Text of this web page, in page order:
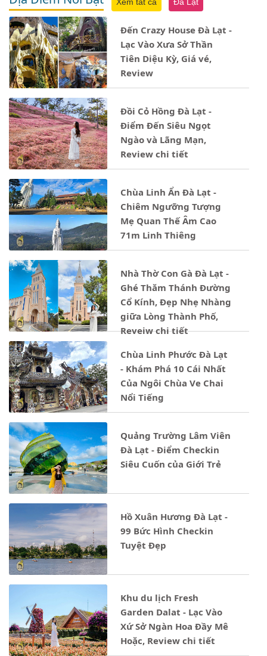
Đến Crazy House Đà Lạt -
Lạc Vào Xưa Sở Thần
Tiên Diệu Kỳ, Giá vé,
Review
Đồi Cỏ Hồng Đà Lạt -
Điểm Đến Siêu Ngọt
Ngào và Lãng Mạn,
Review chi tiết
Chùa Linh Ẩn Đà Lạt -
Chiêm Ngưỡng Tượng
Mẹ Quan Thế Âm Cao
71m Linh Thiêng
Nhà Thờ Con Gà Đà Lạt -
Ghé Thăm Thánh Đường
Cổ Kính, Đẹp Nhẹ Nhàng
giữa Lòng Thành Phố,
Reveiw chi tiết
Chùa Linh Phước Đà Lạt
- Khám Phá 10 Cái Nhất
Của Ngôi Chùa Ve Chai
Nổi Tiếng
Quảng Trường Lâm Viên
Đà Lạt - Điểm Checkin
Siêu Cuốn của Giới Trẻ
Hồ Xuân Hương Đà Lạt -
99 Bức Hình Checkin
Tuyệt Đẹp
Khu du lịch Fresh
Garden Dalat - Lạc Vào
Xứ Sở Ngàn Hoa Đầy Mê
Hoặc, Review chi tiết